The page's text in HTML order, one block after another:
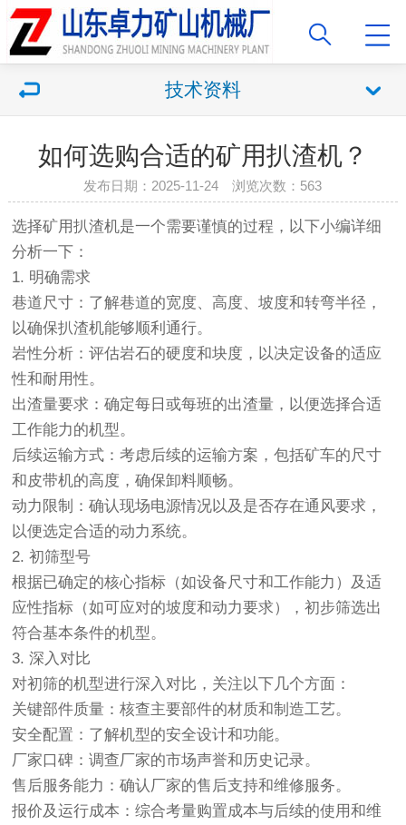
技术资料
如何选购合适的矿用扒渣机？
发布日期：2025-11-24 浏览次数：563
选择矿用扒渣机是一个需要谨慎的过程，以下小编详细
分析一下：
1. 明确需求
巷道尺寸：了解巷道的宽度、高度、坡度和转弯半径，
以确保扒渣机能够顺利通行。
岩性分析：评估岩石的硬度和块度，以决定设备的适应
性和耐用性。
出渣量要求：确定每日或每班的出渣量，以便选择合适
工作能力的机型。
后续运输方式：考虑后续的运输方案，包括矿车的尺寸
和皮带机的高度，确保卸料顺畅。
动力限制：确认现场电源情况以及是否存在通风要求，
以便选定合适的动力系统。
2. 初筛型号
根据已确定的核心指标（如设备尺寸和工作能力）及适
应性指标（如可应对的坡度和动力要求），初步筛选出
符合基本条件的机型。
3. 深入对比
对初筛的机型进行深入对比，关注以下几个方面：
关键部件质量：核查主要部件的材质和制造工艺。
安全配置：了解机型的安全设计和功能。
厂家口碑：调查厂家的市场声誉和历史记录。
售后服务能力：确认厂家的售后支持和维修服务。
报价及运行成本：综合考量购置成本与后续的使用和维